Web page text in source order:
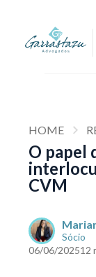
HOME
O papel
CVM
Sócio
06/06/202512